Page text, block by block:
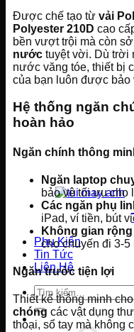
Phụ Kiện
Tin Tức
Liên Hệ
Tìm
kiếm:
Được chế tạo từ vải
Polyester 210D cao
bền vượt trội mà còn
nước tuyệt vời. Dù trời
nước văng tóe, thiết bị
của bạn luôn được bảo
Hệ thống ngăn
hoàn hảo
Ngăn chính thông
Ngăn laptop
bảo vệ tối ưu cho
Các ngăn phụ
iPad, ví tiền, bút
Không gian
cho chuyến đi 3-5
Ngăn trước tiện lợi
Thiết kế thông minh
chóng các vật dụng
thoại, sổ tay mà không